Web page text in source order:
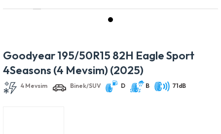
Goodyear 195/50R15 82H Eagle Sport
4Seasons (4 Mevsim) (2025)
4 Mevsim Binek/SUV D B 71dB